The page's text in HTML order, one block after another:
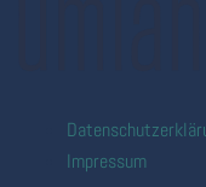
Impressum